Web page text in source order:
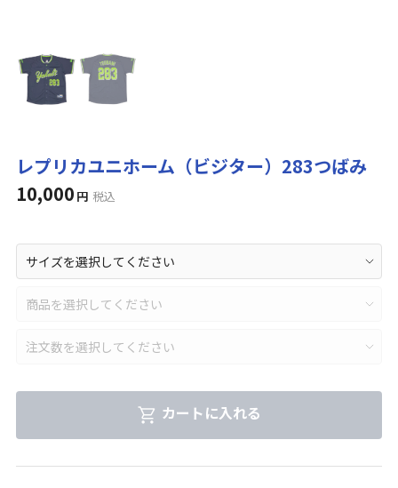
レプリカユニホーム（ビジター）283つばみ
10,000 円 税込
カートに入れる